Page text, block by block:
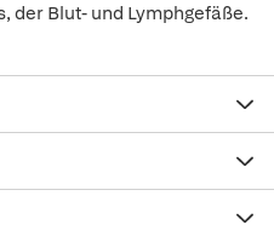
der Blut- und Lymphgefäße.